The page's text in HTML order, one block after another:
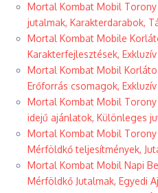
Mortal Kombat Mobil Torony
jutalmak, Karakterdarabok,
Mortal Kombat Mobile
Karakterfejlesztések,
Mortal Kombat Mobil
Erőforrás csomagok,
Mortal Kombat Mobil
idejű ajánlatok, Különleges
Mortal Kombat Mobil Torony
Mérföldkő teljesítmények,
Mortal Kombat Mobil Napi
Mérföldkő Jutalmak, Egyedi